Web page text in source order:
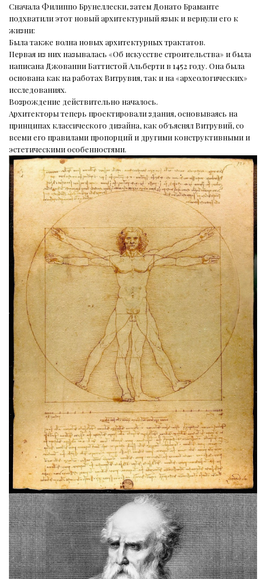
Сначала Филиппо Брунеллески, затем Донато Браманте
подхватили этот новый архитектурный язык и вернули его к
жизни:
Была также волна новых архитектурных трактатов.
Первая из них называлась «Об искусстве строительства» и была
написана Джованни Баттистой Альберти в 1452 году. Она была
основана как на работах Витрувия, так и на «археологических»
исследованиях.
Возрождение действительно началось.
Архитекторы теперь проектировали здания, основываясь на
принципах классического дизайна, как объяснял Витрувий, со
всеми его правилами пропорций и другими конструктивными и
эстетическими особенностями.